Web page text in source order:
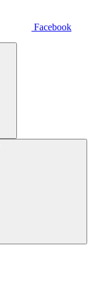
Facebook